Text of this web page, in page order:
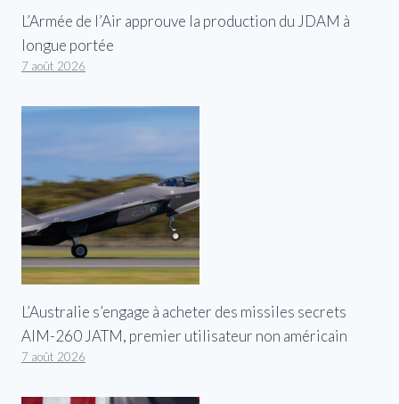
L’Armée de l’Air approuve la production du JDAM à
longue portée
7 août 2026
L’Australie s’engage à acheter des missiles secrets
AIM-260 JATM, premier utilisateur non américain
7 août 2026